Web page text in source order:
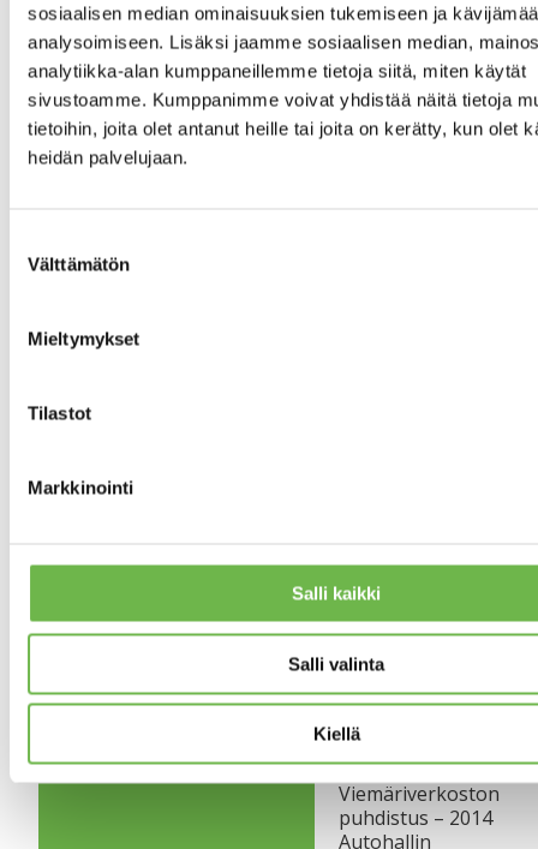
sosiaalisen median ominaisuuksien tukemiseen ja
analysoimiseen. Lisäksi jaamme sosiaalisen median,
analytiikka-alan kumppaneillemme tietoja siitä, miten käytät
sivustoamme. Kumppanimme voivat yhdistää näitä tietoja
tietoihin, joita olet antanut heille tai joita on kerätty, kun olet
heidän palvelujaan.
valinta
Välttämätön
Mieltymykset
Tilastot
Markkinointi
Salli kaikki
Salli valinta
Kiellä
Autohallin sähköasiat
uusittu – 2004
Hissien maalaus –
2005
Osittainen salaojitus
ja
oleskelualueen
uudistus – 2012
sisäänkäyntien
kivitykset – 2010
Porrashuoneiden
seinien maalaus –
2013
Viemäriverkoston
puhdistus – 2014
Autohallin